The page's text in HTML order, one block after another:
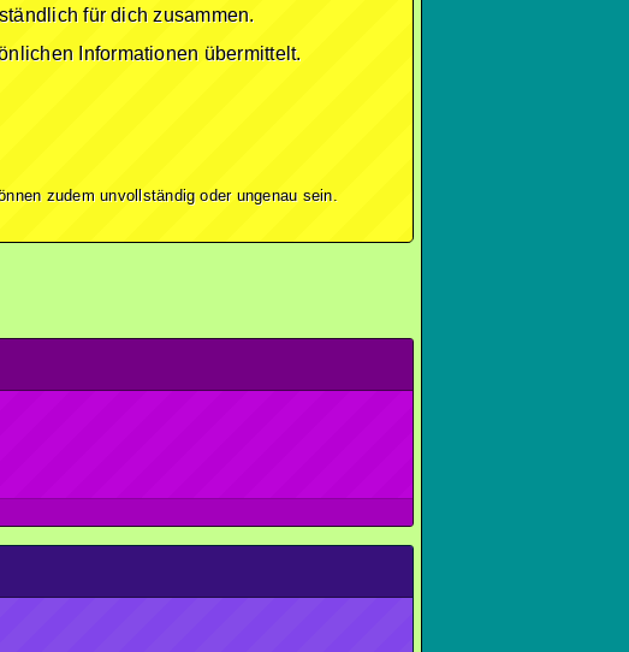
für dich zusammen.
Informationen übermittelt.
zudem unvollständig oder ungenau sein.